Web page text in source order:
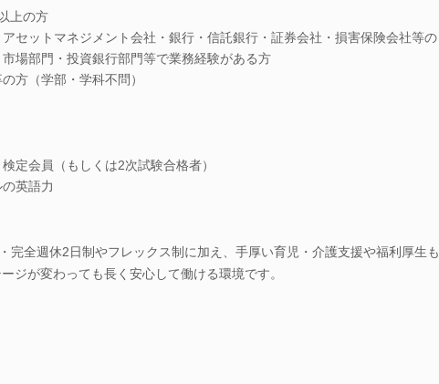
上の方
セットマネジメント会社・銀行・信託銀行・証券会社・損害保険会社等の
場部門・投資銀行部門等で業務経験がある方
方（学部・学科不問）
定会員（もしくは2次試験合格者）
英語力
完全週休2日制やフレックス制に加え、手厚い育児・介護支援や福利厚生も
ジが変わっても長く安心して働ける環境です。